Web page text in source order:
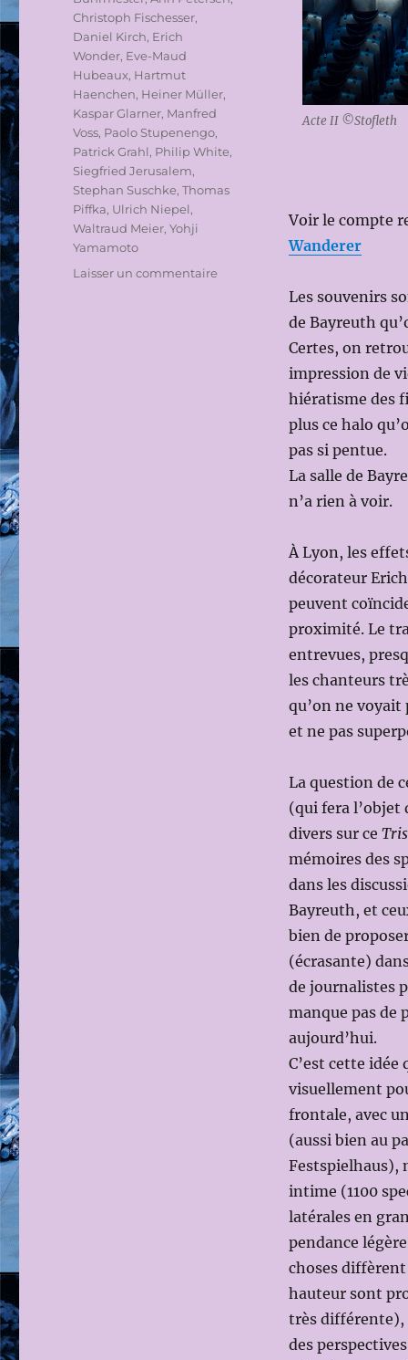
Acte II ©Stofleth
Voir le compte
Wanderer
Les souvenirs
de Bayreuth
Certes, on
impression de
hiératisme des
plus ce halo
pas si pentue.
La salle de
n’a rien à voir.
À Lyon, les
décorateur
peuvent
proximité. Le
entrevues,
les chanteurs
qu’on ne voyait
et ne pas
La question de
(qui fera l’objet
divers sur ce
mémoires des
dans les
Bayreuth, et
bien de
(écrasante)
de journalistes
manque pas de
aujourd’hui.
C’est cette
visuellement
frontale, avec
(aussi bien au
Festspielhaus),
intime (1100
latérales en
pendance
choses diffèrent
hauteur sont
très différente),
des
Christoph Fischesser,
Daniel Kirch, Erich
Wonder, Eve-Maud
Hubeaux, Hartmut
Haenchen, Heiner Müller,
Kaspar Glarner, Manfred
Voss, Paolo Stupenengo,
Patrick Grahl, Philip White,
Siegfried Jerusalem,
Stephan Suschke,Thomas
Piffka, Ulrich Niepel,
Waltraud Meier,Yohji
Yamamoto
Laisser un commentairesur
« MÉMOIRES »